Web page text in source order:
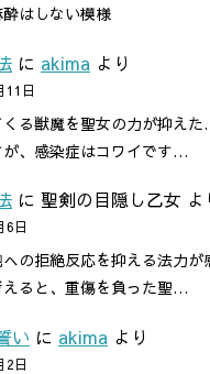
はしない模様
に akima より
11日
る獣魔を聖女の力が抑え
が、感染症はコワイです…
に 聖剣の目隠し乙女 よ
6日
の拒絶反応を抑える法力が
えると、重傷を負った聖…
い に akima より
2日